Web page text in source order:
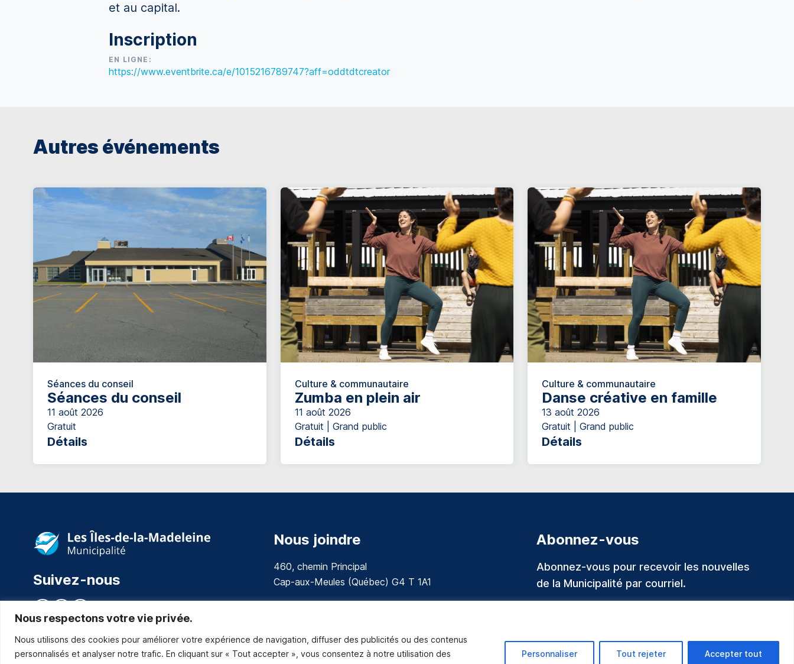
Nous respectons votre vie privée.
Nous utilisons des cookies pour améliorer votre expérience de navigation, diffuser des publicités ou des contenus
personnalisés et analyser notre trafic. En cliquant sur « Tout accepter », vous consentez à notre utilisation des
Personnaliser Tout rejeter Accepter tout
et au capital.
Inscription
EN LIGNE:
https://www.eventbrite.ca/e/1015216789747?aff=oddtdtcreator
Autres événements
Séances du conseil
Séances du conseil
11 août 2026
Gratuit
Détails
Culture & communautaire
Zumba en plein air
11 août 2026
Gratuit | Grand public
Détails
Culture & communautaire
Danse créative en famille
13 août 2026
Gratuit | Grand public
Détails
Suivez-nous
Nous joindre
460, chemin Principal
Cap-aux-Meules (Québec) G4 T 1A1
Composez le 1 en tout temps pour toutes urgences.
Abonnez-vous
Abonnez-vous pour recevoir les nouvelles
de la Municipalité par courriel.